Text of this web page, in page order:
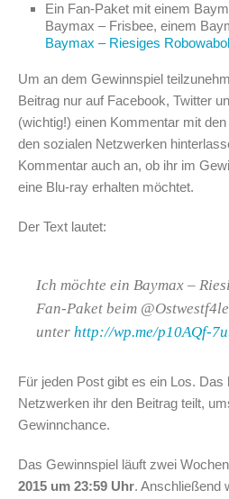
Ein Fan-Paket mit einem
Baymax – Frisbee, einem
Baymax – Riesiges
Um an dem Gewinnspiel
Beitrag nur auf Facebook, Twitter
(wichtig!) einen Kommentar mit
den sozialen Netzwerken
Kommentar auch an, ob ihr im
eine Blu-ray erhalten möchtet.
Der Text lautet:
Ich möchte ein Baymax –
Fan-Paket beim
unter http://wp.me/p10AQf-
Für jeden Post gibt es ein Los.
Netzwerken ihr den Beitrag teilt,
Gewinnchance.
Das Gewinnspiel läuft zwei
2015 um 23:59 Uhr. Anschließend